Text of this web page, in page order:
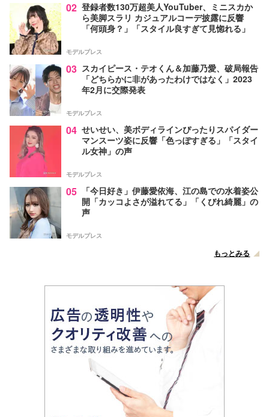
02 登録者数130万超美人YouTuber、ミニスカか
ら美脚スラリ カジュアルコーデ披露に反響
「何頭身？」「スタイル良すぎて見惚れる」
モデルプレス
03 スカイピース・テオくん＆加藤乃愛、破局報告
「どちらかに非があったわけではなく」2023
年2月に交際発表
モデルプレス
04 せいせい、美ボディラインぴったりスパイダー
マンスーツ姿に反響「色っぽすぎる」「スタイ
ル女神」の声
モデルプレス
05
「今日好き」伊藤愛依海、江の島での水着姿公
開「カッコよさが溢れてる」「くびれ綺麗」の
声
モデルプレス
もっとみる